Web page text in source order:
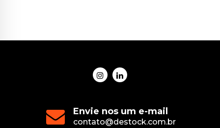
Envie nos um e-mail
contato@destock.com.br